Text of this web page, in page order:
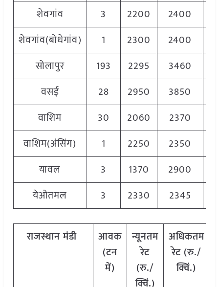
शेवगांव
3 2200 2400
शेवगांव(बोधेगांव)
1 2300 2400
सोलापुर
193 2295 3460
वसई
28 2950 3850
वाशिम
30 2060 2370
वाशिम(अंसिंग)
1 2250 2350
यावल
3 1370 2900
येओतमल
3 2330 2345
राजस्थानमंडी
आवक
(टन
में)
न्यूनतम
रेट
(रु./
क्विं.)
अधिकतम
रेट (रु./
क्विं.)